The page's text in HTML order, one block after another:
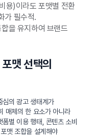
용)이라도 포맷별 전환
가 필수적.
을 유지하여 브랜드
맷 선택의
심의 광고 생태계가
매체의 한 요소가 아니라
별 이용 행태, 콘텐츠 소비
맷 조합을 설계해야